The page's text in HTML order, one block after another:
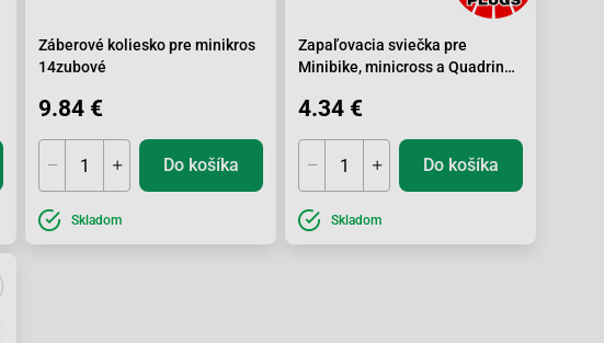
Záberové koliesko pre minikros
14zubové
9.84 €
Do košíka
Skladom
Zapaľovacia sviečka pre
Minibike, minicross a Quadrino
4.34 €
Do košíka
Skladom